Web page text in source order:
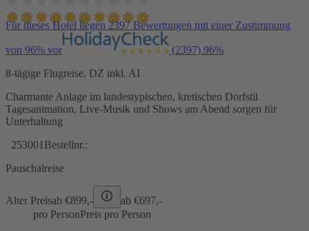
Für dieses Hotel liegen 2397 Bewertungen mit einer Zustimmung
von 96% vor (2397) 96%
8-tägige Flugreise, DZ inkl. AI
Charmante Anlage im landestypischen, kretischen Dorfstil
Tagesanimation, Live-Musik und Shows am Abend sorgen für
Unterhaltung
253001 Bestellnr.:
Pauschalreise
Alter Preisab €899,- ab €697,-
pro PersonPreis pro Person